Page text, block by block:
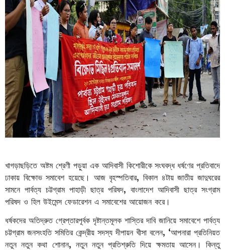
খাগড়াছড়িতে অষ্টম শ্রেণী পড়ুয়া এক আদিবাসী কিশোরীকে সংঘবদ্ধ ধর্ষণের প্রতিবাদে
ঢাকায় বিক্ষোভ সমাবেশ হয়েছে। আজ বৃহস্পতিবার,বিকাল ৪টায় জাতীয় জাদুঘরের
সামনে পার্বত্য চট্টগ্রাম পাহাড়ী ছাত্র পরিষদ, বাংলাদেশ আদিবাসী ছাত্র সংগ্রাম
পরিষদ ও হিল উইমেন্স ফেডারেশন এ সমাবেশের আয়োজন করে।
ধর্ষকদের অতিদ্রুত গ্রেপ্তারপূর্বক দৃষ্টান্তমূলক শাস্তির দাবি জানিয়ে সমাবেশে পার্বত্য
চট্টগ্রাম জনসংহতি সমিতির কেন্দ্রীয় সদস্য দীপায়ন খীসা বলেন, ‘আপনারা প্রতিনিয়ত
নতুন নতুন কথা শোনান, নতুন নতুন প্রতিশ্রুতি দিয়ে ক্ষমতায় আসেন।
কিন্তু